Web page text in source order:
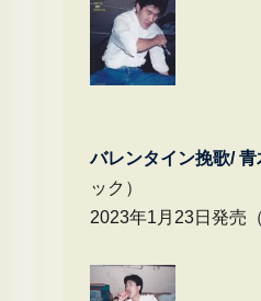
バレンタイン挽歌/ 青
ック）
2023年1月23日発売（